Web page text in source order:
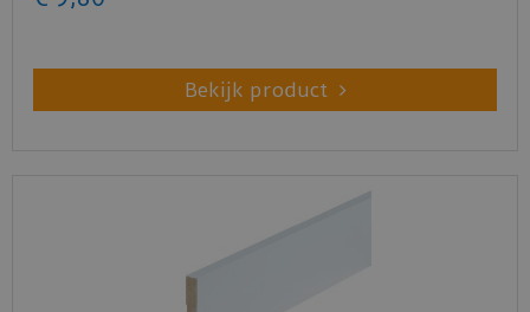
Bekijk product